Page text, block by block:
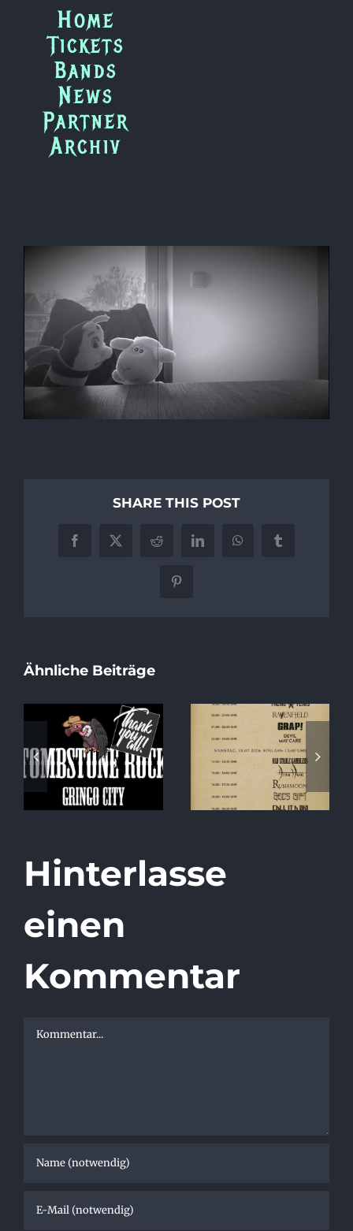
Home
Tickets
Bands
News
Partner
Archiv
SHARE THIS POST
Facebook
X Reddit LinkedInWhatsAppTumblr
Pinterest
Ähnliche Beiträge
Running Order
2026
Special Album
Release Show
at Tombstone
Rock!
Hinterlasse
einen
Kommentar
Kommentar